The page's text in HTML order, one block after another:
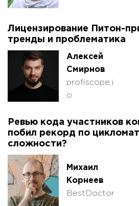
Лицензирование Питон-
тренды и проблематика
Алексей
Смирнов
profiscope.i
o
Ревью кода участников
побил рекорд по
сложности?
Михаил
Корнеев
BestDoctor